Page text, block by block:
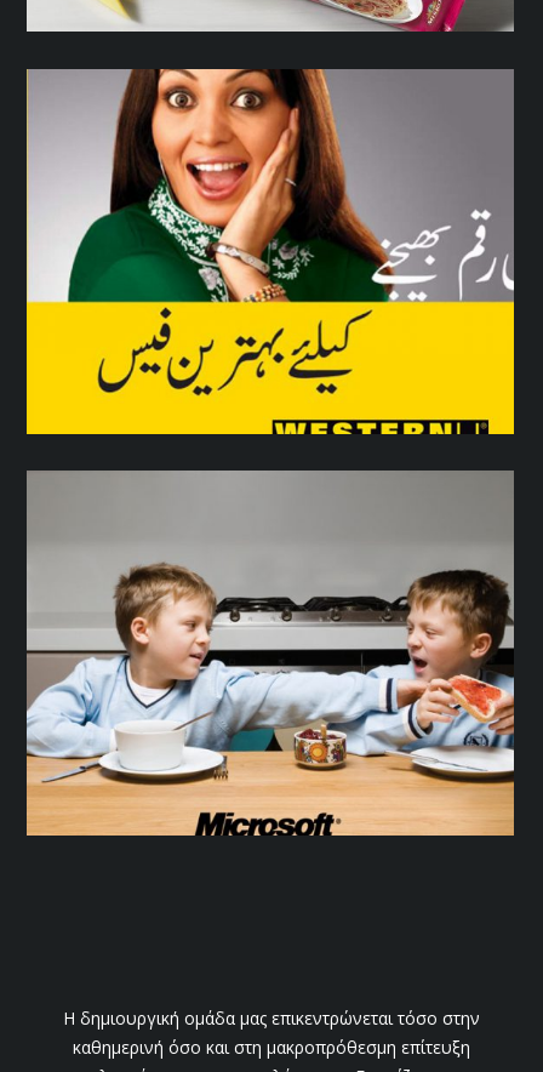
Η δημιουργική ομάδα μας επικεντρώνεται τόσο στην
καθημερινή όσο και στη μακροπρόθεσμη επίτευξη